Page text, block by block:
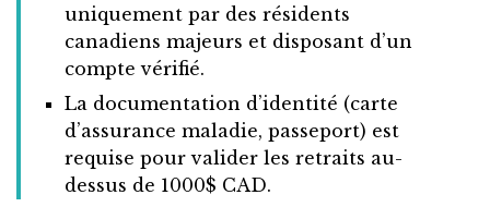
uniquement par des résidents
canadiens majeurs et disposant d’un
compte vérifié.
La documentation d’identité (carte
d’assurance maladie, passeport) est
requise pour valider les retraits au-
dessus de 1000$ CAD.